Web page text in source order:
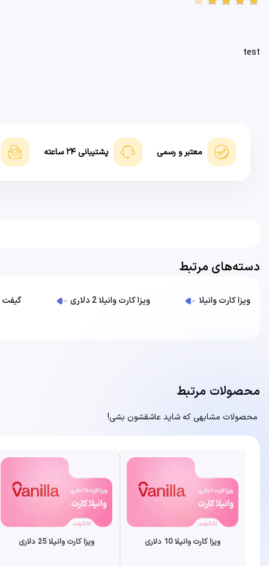
test
معتبر و رسمی پشتیبانی ۲۴ ساعته
دسته‌های مرتبط
ویزا کارت وانیلا ویزا کارت وانیلا 2 دلاری گیفت
محصولات مرتبط
محصولات مشابهی که شاید عاشقشون بشی!
ویزا کارت وانیلا 10 دلاری ویزا کارت وانیلا 25 دلاری